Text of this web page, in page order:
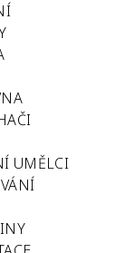
UMĚLCI